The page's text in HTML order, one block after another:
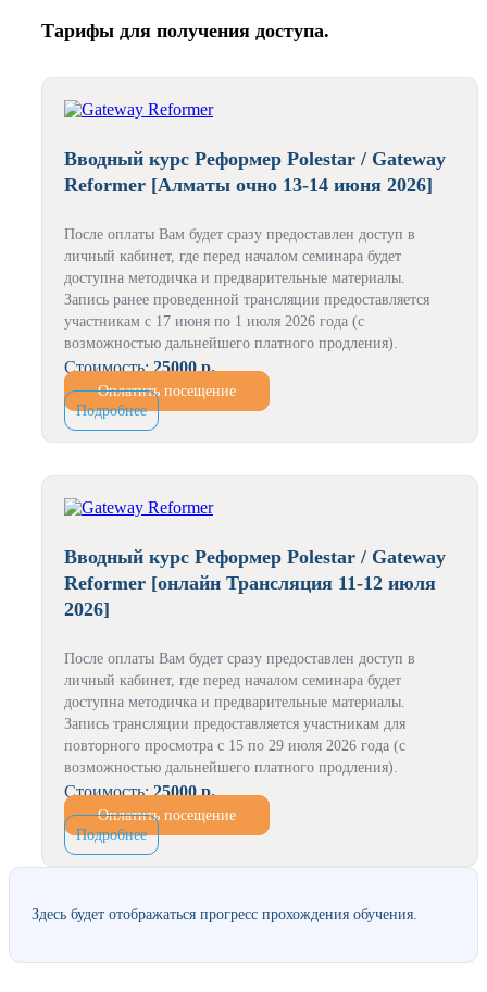
Тарифы для получения доступа.
Вводный курс Реформер Polestar / Gateway
Reformer [Алматы очно 13-14 июня 2026]
После оплаты Вам будет сразу предоставлен доступ в
личный кабинет, где перед началом семинара будет
доступна методичка и предварительные материалы.
Запись ранее проведенной трансляции предоставляется
участникам с 17 июня по 1 июля 2026 года (с
возможностью дальнейшего платного продления).
Стоимость: 25000 р.
Оплатить посещение
Подробнее
Вводный курс Реформер Polestar / Gateway
Reformer [онлайн Трансляция 11-12 июля
2026]
После оплаты Вам будет сразу предоставлен доступ в
личный кабинет, где перед началом семинара будет
доступна методичка и предварительные материалы.
Запись трансляции предоставляется участникам для
повторного просмотра с 15 по 29 июля 2026 года (с
возможностью дальнейшего платного продления).
Стоимость: 25000 р.
Оплатить посещение
Подробнее
Здесь будет отображаться прогресс прохождения обучения.